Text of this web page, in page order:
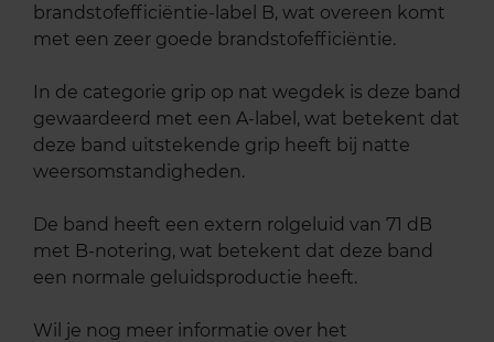
brandstofefficiëntie-label B, wat overeen komt
met een zeer goede brandstofefficiëntie.
In de categorie grip op nat wegdek is deze band
gewaardeerd met een A-label, wat betekent dat
deze band uitstekende grip heeft bij natte
weersomstandigheden.
De band heeft een extern rolgeluid van 71 dB
met B-notering, wat betekent dat deze band
een normale geluidsproductie heeft.
Wil je nog meer informatie over het